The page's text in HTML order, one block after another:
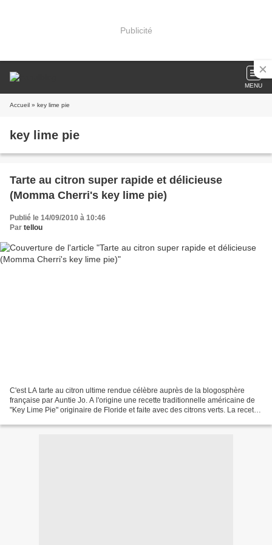
Publicité
MENU
Accueil » key lime pie
key lime pie
Tarte au citron super rapide et délicieuse
(Momma Cherri's key lime pie)
Publié le 14/09/2010 à 10:46
Par tellou
C'est LA tarte au citron ultime rendue célèbre auprès de la blogosphère
française par Auntie Jo. A l'origine une recette traditionnelle américaine de
"Key Lime Pie" originaire de Floride et faite avec des citrons verts. La recette